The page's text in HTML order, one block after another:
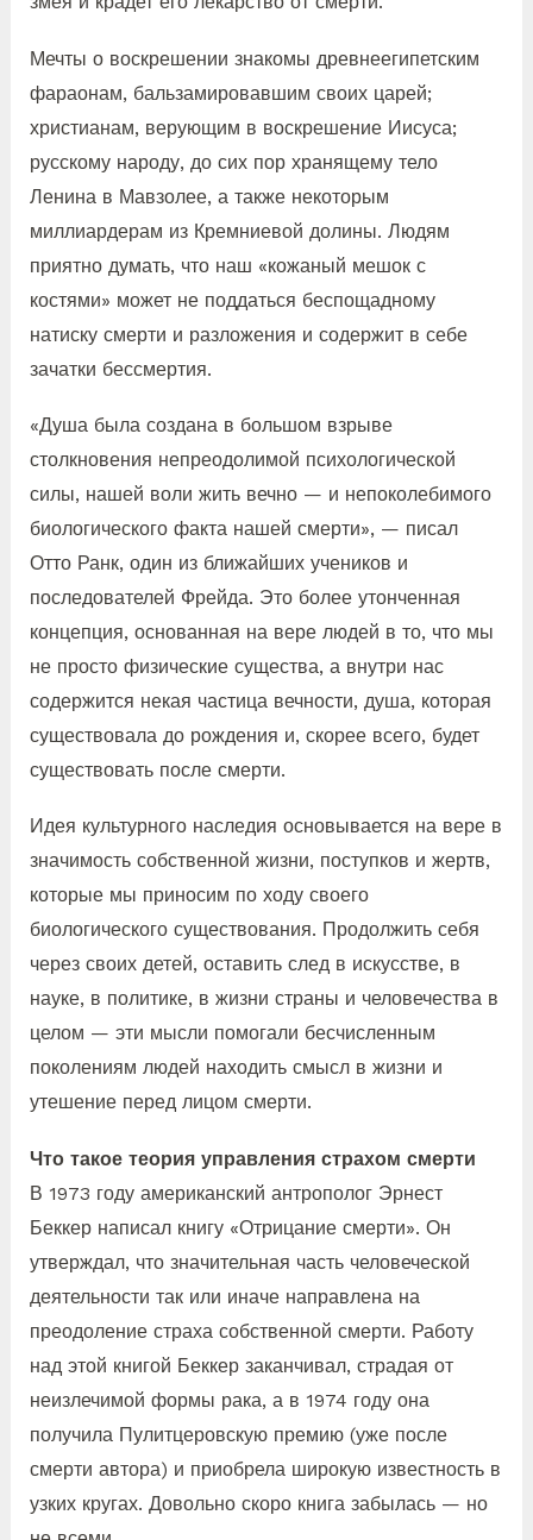
Мечты о воскрешении знакомы древнеегипетским
фараонам, бальзамировавшим своих царей;
христианам, верующим в воскрешение Иисуса;
русскому народу, до сих пор хранящему тело
Ленина в Мавзолее, а также некоторым
миллиардерам из Кремниевой долины. Людям
приятно думать, что наш «кожаный мешок с
костями» может не поддаться беспощадному
натиску смерти и разложения и содержит в себе
зачатки бессмертия.
«Душа была создана в большом взрыве
столкновения непреодолимой психологической
силы, нашей воли жить вечно — и непоколебимого
биологического факта нашей смерти», — писал
Отто Ранк, один из ближайших учеников и
последователей Фрейда. Это более утонченная
концепция, основанная на вере людей в то, что мы
не просто физические существа, а внутри нас
содержится некая частица вечности, душа, которая
существовала до рождения и, скорее всего, будет
существовать после смерти.
Идея культурного наследия основывается на вере в
значимость собственной жизни, поступков и жертв,
которые мы приносим по ходу своего
биологического существования. Продолжить себя
через своих детей, оставить след в искусстве, в
науке, в политике, в жизни страны и человечества в
целом — эти мысли помогали бесчисленным
поколениям людей находить смысл в жизни и
утешение перед лицом смерти.
Что такое теория управления страхом смерти
В 1973 году американский антрополог Эрнест
Беккер написал книгу «Отрицание смерти». Он
утверждал, что значительная часть человеческой
деятельности так или иначе направлена на
преодоление страха собственной смерти. Работу
над этой книгой Беккер заканчивал, страдая от
неизлечимой формы рака, а в 1974 году она
получила Пулитцеровскую премию (уже после
смерти автора) и приобрела широкую известность в
узких кругах. Довольно скоро книга забылась — но